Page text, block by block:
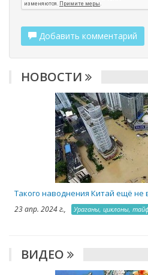
Добавить комментарий
НОВОСТИ
Такого наводнения Китай ещё не
23 апр. 2024 г., Ураганы, циклоны,
ВИДЕО